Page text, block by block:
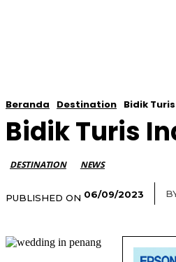
Beranda Destination Bidik
Bidik Turis
DESTINATION NEWS
PUBLISHED ON 06/09/2023